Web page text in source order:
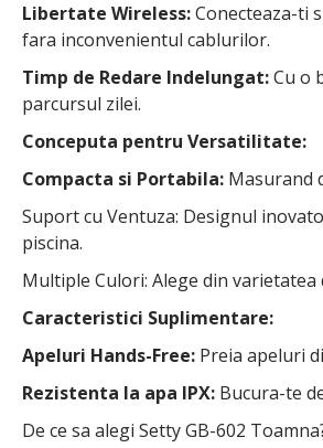
Libertate Wireless:Conecteaza-ti
fara inconvenientul cablurilor.
Timp de Redare Indelungat:Cu o
parcursul zilei.
Conceputa pentru Versatilitate:
Compacta si Portabila: Masurand
Suport cu Ventuza: Designul
piscina.
Multiple Culori: Alege din
Caracteristici Suplimentare:
Apeluri Hands-Free: Preia apeluri
Rezistenta la apa IPX: Bucura-te
De ce sa alegi Setty GB-602